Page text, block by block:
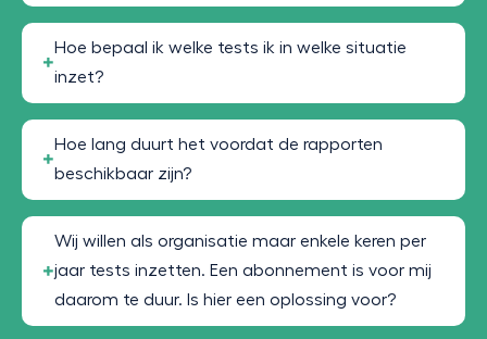
Hoe bepaal ik welke tests ik in welke situatie
inzet?
Hoe lang duurt het voordat de rapporten
beschikbaar zijn?
Wij willen als organisatie maar enkele keren per
jaar tests inzetten. Een abonnement is voor mij
daarom te duur. Is hier een oplossing voor?